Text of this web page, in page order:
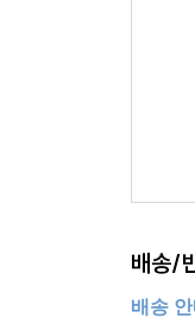
배송/
배송 안